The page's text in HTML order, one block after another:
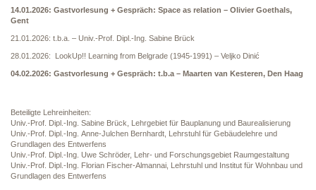
14.01.2026: Gastvorlesung + Gespräch: Space as relation – Olivier Goethals,
Gent
21.01.2026: t.b.a. – Univ.-Prof. Dipl.-Ing. Sabine Brück
28.01.2026: LookUp!! Learning from Belgrade (1945-1991) – Veljko Dinić
04.02.2026: Gastvorlesung + Gespräch: t.b.a – Maarten van Kesteren, Den Haag
Beteiligte Lehreinheiten:
Univ.-Prof. Dipl.-Ing. Sabine Brück, Lehrgebiet für Bauplanung und Baurealisierung
Univ.-Prof. Dipl.-Ing. Anne-Julchen Bernhardt, Lehrstuhl für Gebäudelehre und
Grundlagen des Entwerfens
Univ.-Prof. Dipl.-Ing. Uwe Schröder, Lehr- und Forschungsgebiet Raumgestaltung
Univ.-Prof. Dipl.-Ing. ​Florian Fischer-Almannai, Lehrstuhl und Institut für Wohnbau und
Grundlagen des Entwerfens